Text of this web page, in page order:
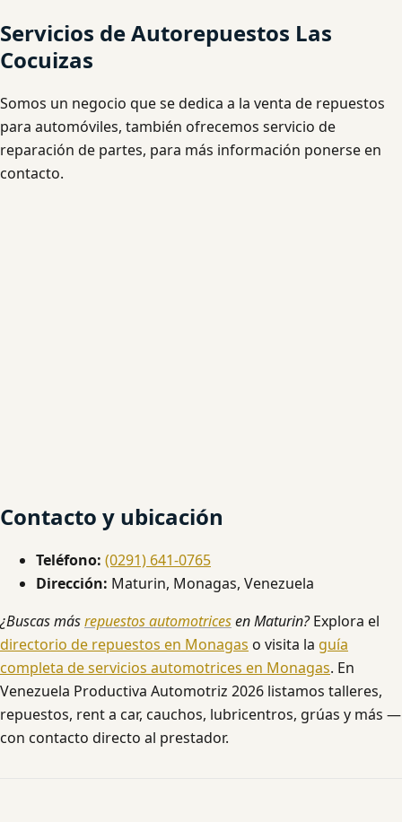
Servicios de Autorepuestos Las
Cocuizas
Somos un negocio que se dedica a la venta de repuestos
para automóviles, también ofrecemos servicio de
reparación de partes, para más información ponerse en
contacto.
Contacto y ubicación
Teléfono: (0291) 641-0765
Dirección: Maturin, Monagas, Venezuela
¿Buscas másrepuestos automotricesen Maturin?Explora el
directorio de repuestos en Monagas o visita la guía
completa de servicios automotrices en Monagas. En
Venezuela Productiva Automotriz 2026 listamos talleres,
repuestos, rent a car, cauchos, lubricentros, grúas y más —
con contacto directo al prestador.